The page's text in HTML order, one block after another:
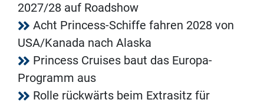
2027/28 auf Roadshow
Acht Princess-Schiffe fahren 2028 von
USA/Kanada nach Alaska
Princess Cruises baut das Europa-
Programm aus
Rolle rückwärts beim Extrasitz für